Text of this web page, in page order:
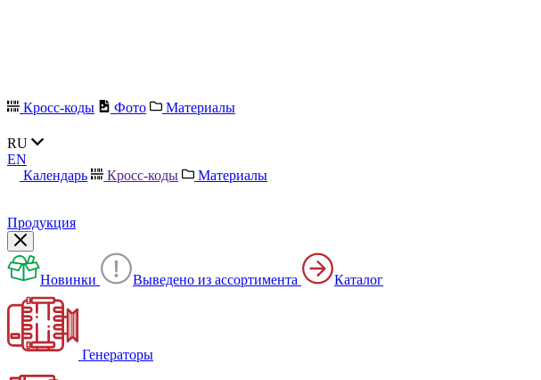
Кросс-коды Фото Материалы
RU
EN
Календарь
Кросс-коды Материалы
Продукция
Новинки Выведено из ассортимента Каталог
Генераторы